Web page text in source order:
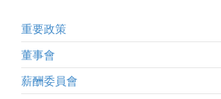
重要政策
董事會
薪酬委員會